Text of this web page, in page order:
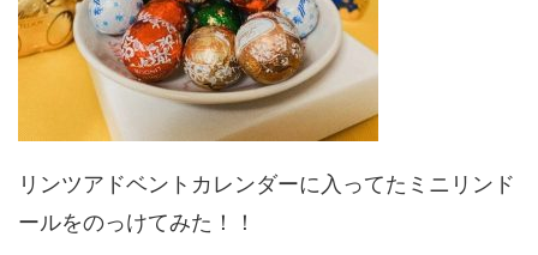
リンツアドベントカレンダーに入ってたミニリンド
ールをのっけてみた！！